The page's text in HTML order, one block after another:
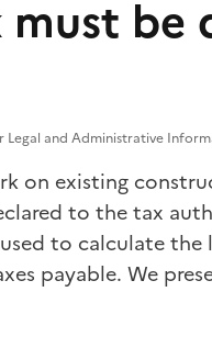
be
and Administrative
on existing
to the tax
to calculate
payable. We